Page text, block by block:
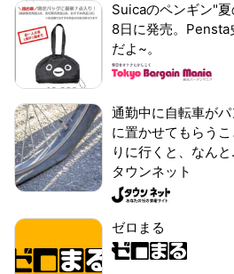
Suicaのペンギン"
8日に発売。Pensta
だよ~。
通勤中に自転車が
に置かせてもらう
りに行くと、なん
タウンネット
ゼロまる